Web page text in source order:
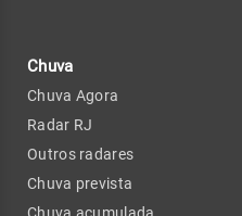
Chuva
Chuva Agora
Radar RJ
Outros radares
Chuva prevista